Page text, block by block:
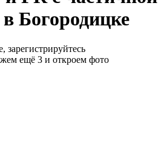
Богородицке
зарегистрируйтесь
ещё 3 и откроем фото